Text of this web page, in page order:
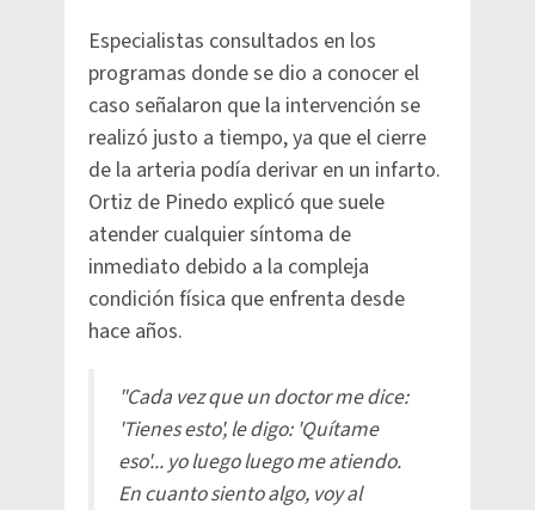
Especialistas consultados en los
programas donde se dio a conocer el
caso señalaron que la intervención se
realizó justo a tiempo, ya que el cierre
de la arteria podía derivar en un infarto.
Ortiz de Pinedo explicó que suele
atender cualquier síntoma de
inmediato debido a la compleja
condición física que enfrenta desde
hace años.
"Cada vez que un doctor me dice:
'Tienes esto', le digo: 'Quítame
eso'... yo luego luego me atiendo.
En cuanto siento algo, voy al